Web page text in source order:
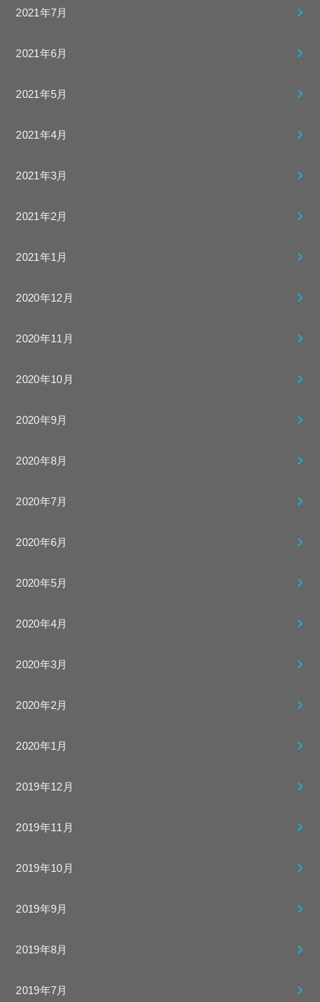
2021年7月
2021年6月
2021年5月
2021年4月
2021年3月
2021年2月
2021年1月
2020年12月
2020年11月
2020年10月
2020年9月
2020年8月
2020年7月
2020年6月
2020年5月
2020年4月
2020年3月
2020年2月
2020年1月
2019年12月
2019年11月
2019年10月
2019年9月
2019年8月
2019年7月